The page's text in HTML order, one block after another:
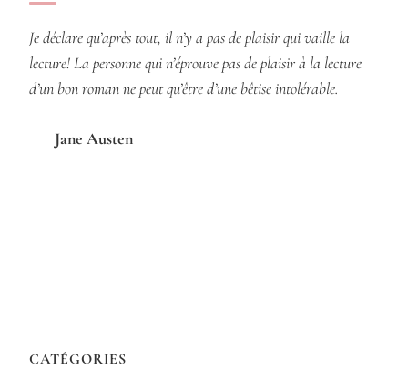
Je déclare qu’après tout, il n’y a pas de plaisir qui vaille la
lecture! La personne qui n’éprouve pas de plaisir à la lecture
d’un bon roman ne peut qu’être d’une bêtise intolérable.
Jane Austen
CATÉGORIES